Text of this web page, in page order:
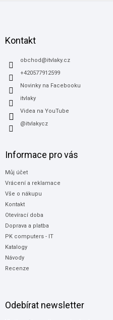
Kontakt
obchod@itvlaky.cz
+420577912599
Novinky na Facebooku
itvlaky
Videa na YouTube
@itvlakycz
Informace pro vás
Můj účet
Vrácení a reklamace
Vše o nákupu
Kontakt
Otevírací doba
Doprava a platba
PK computers - IT
Katalogy
Návody
Recenze
Odebírat newsletter